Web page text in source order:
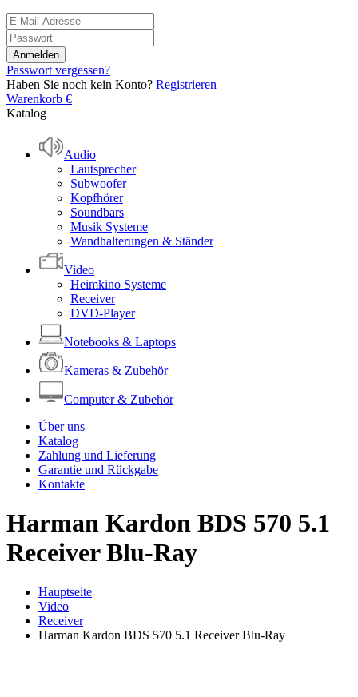
Passwort vergessen?
Haben Sie noch kein Konto? Registrieren
Warenkorb €
Katalog
Audio
Lautsprecher
Subwoofer
Kopfhörer
Soundbars
Musik Systeme
Wandhalterungen & Ständer
Video
Heimkino Systeme
Receiver
DVD-Player
Notebooks & Laptops
Kameras & Zubehör
Computer & Zubehör
Über uns
Katalog
Zahlung und Lieferung
Garantie und Rückgabe
Kontakte
Harman Kardon BDS 570 5.1
Receiver Blu-Ray
Hauptseite
Video
Receiver
Harman Kardon BDS 570 5.1 Receiver Blu-Ray